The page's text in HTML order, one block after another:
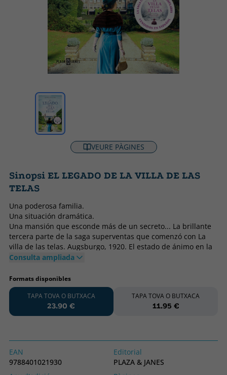
VEURE PÀGINES
Sinopsi EL LEGADO DE LA VILLA DE LAS
TELAS
Una poderosa familia.
Una situación dramática.
Una mansión que esconde más de un secreto... La brillante
tercera parte de la saga superventas que comenzó con La
villa de las telas. Augsburgo, 1920. El estado de ánimo en la
villa es optimista respecto al futuro. Paul Melzer ha
decidido a que el negocio familiar recupere su antiguo
esplendor. Las cosas van bien incluso para su hermana
Elizabeth, que regresa a casa ilusionada con un nuevo amor.
Pero «felices para siempre» puede estar aún lejos para los
Melzer. Marie, la joven esposa de Paul, quiere cumplir un
sus modelos y sus diseños gozan de éxito, su alegría se ve
empañada por las constantes discusiones con su marido.
Incapaz de soportarlo más, Marie, la mujer que mantuvo a
flote la fábrica, la villa y a toda la familia cuando más la
Consulta ampliada
Formats disponibles
TAPA TOVA O BUTXACA
23.90 €
TAPA TOVA O BUTXACA
11.95 €
EAN
9788401021930
Editorial
PLAZA & JANES